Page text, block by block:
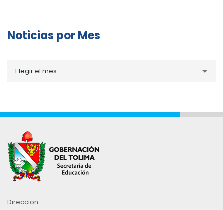
Noticias por Mes
porElegir el mes
Direccion